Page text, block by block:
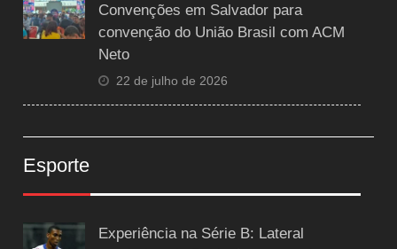
Convenções em Salvador para
convenção do União Brasil com ACM
Neto
22 de julho de 2026
Esporte
Experiência na Série B: Lateral